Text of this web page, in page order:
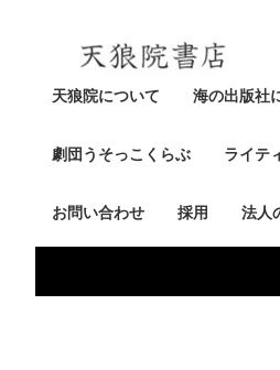
天狼院について 海の出版社
劇団うそっこくらぶ ライテ
お問い合わせ 採用 法人